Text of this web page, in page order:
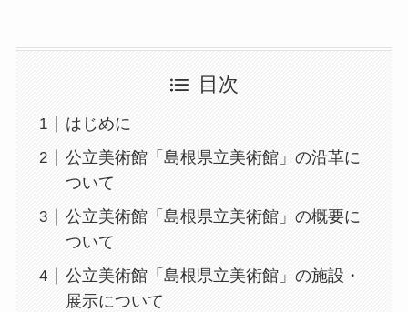
目次
はじめに
公立美術館「島根県立美術館」の沿革に
ついて
公立美術館「島根県立美術館」の概要に
ついて
公立美術館「島根県立美術館」の施設・
展示について